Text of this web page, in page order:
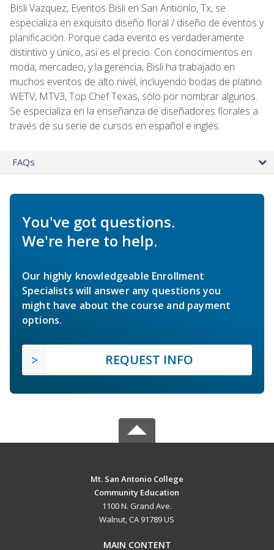
Bisli Vazquez, Eventos Bisli en San Antionio, Tx, se
especializa en exquisito diseño floral / diseño de eventos y
planificación. Porque cada evento es verdaderamente
distintivo y único, asi es el precio. Con conocimientos en
moda, mercadeo, y la gerencia, Bisli ha trabajado en
muchos eventos de alto nivel, incluyendo bodas de platino
WETV, MTV3, Top Chef Texas, sólo por nombrar algunos.
Se especializa en la enseñanza de diseñadores florales a
través de su serie de cursos en español e inglés.
FAQs
You've got questions.
We're here to help.
Our highly knowledgeable Enrollment
Specialists will answer any questions you
might have about the course and payment
options.
REQUEST INFO
Mt. San Antonio College
Community Education
1100 N. Grand Ave.
Walnut, CA 91789 US
MAIN CONTENT